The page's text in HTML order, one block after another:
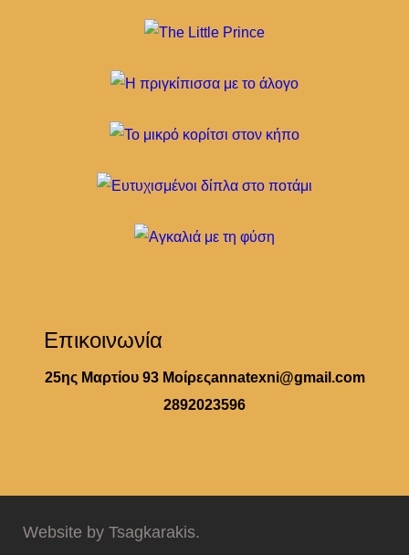
Επικοινωνία
25ης Μαρτίου 93 Μοίρεςannatexni@gmail.com
2892023596
Website by Tsagkarakis.